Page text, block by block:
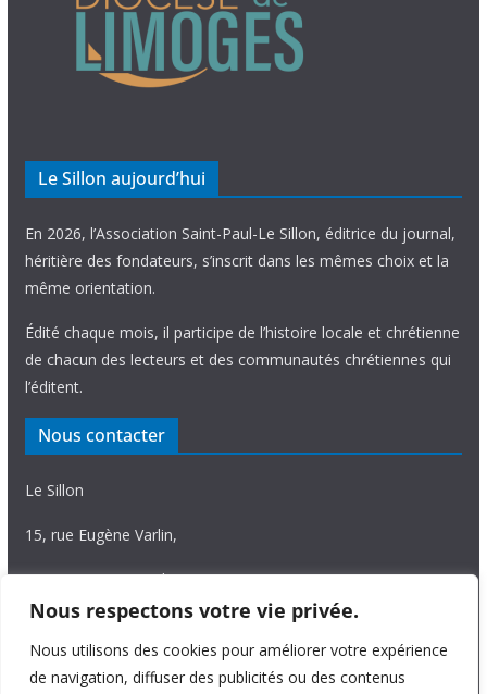
Nous respectons votre vie privée.
Nous utilisons des cookies pour améliorer votre expérience
de navigation, diffuser des publicités ou des contenus
Le Sillon aujourd’hui
En 2026, l’Association Saint-Paul-Le Sillon, éditrice du journal,
héritière des fondateurs, s’inscrit dans les mêmes choix et la
même orientation.
Édité chaque mois, il participe de l’histoire locale et chrétienne
de chacun des lecteurs et des communautés chrétiennes qui
l’éditent.
Nous contacter
Le Sillon
15, rue Eugène Varlin,
87036 Limoges Cedex.
Tél. 05 55 06 14 15
Nous écrire